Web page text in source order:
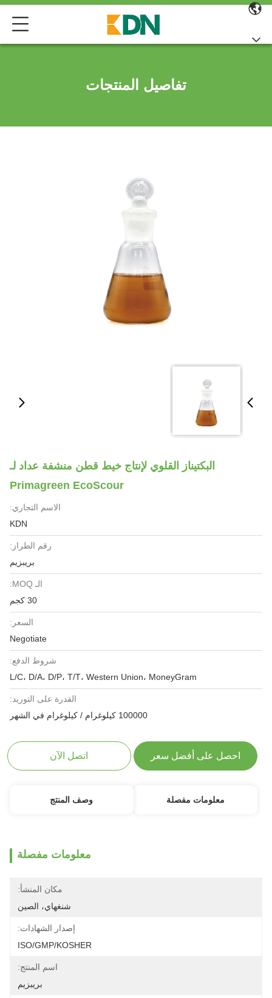
تفاصيل المنتجات
البكتيناز القلوي لإنتاج خيط قطن منشفة عداد لـ
Primagreen EcoScour
الاسم التجاري:
KDN
رقم الطراز:
بريبزيم
الـ MOQ:
30 كجم
السعر:
Negotiate
شروط الدفع:
L/C، D/A، D/P، T/T، Western Union، MoneyGram
القدرة على التوريد:
100000 كيلوغرام / كيلوغرام في الشهر
احصل على أفضل سعر اتصل الآن
معلومات مفصلة وصف المنتج
معلومات مفصلة
مكان المنشأ:
شنغهاي، الصين
إصدار الشهادات:
ISO/GMP/KOSHER
اسم المنتج:
بريبزيم